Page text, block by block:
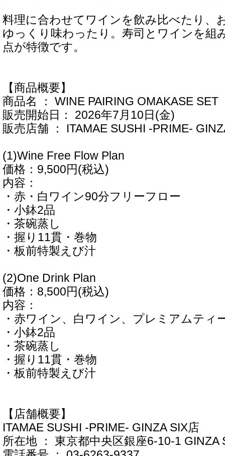
料理に合わせてワインを飲み比べたり、
ゆっくり味わったり。寿司とワインを組
点が特徴です。
【商品概要】
商品名 ： WINE PAIRING OMAKASE SET
販売開始日： 2026年7月10日(金)
販売店舗 ： ITAMAE SUSHI -PRIME-
(1)Wine Free Flow Plan
価格：9,500円(税込)
内容：
・赤・白ワイン90分フリーフロー
・小鉢2品
・茶碗蒸し
・握り11貫・巻物
・板前特製えび汁
(2)One Drink Plan
価格：8,500円(税込)
内容：
・赤ワイン、白ワイン、プレミアムティ
・小鉢2品
・茶碗蒸し
・握り11貫・巻物
・板前特製えび汁
【店舗概要】
ITAMAE SUSHI -PRIME- GINZA SIX店
所在地 ： 東京都中央区銀座6-10-1 GINZA